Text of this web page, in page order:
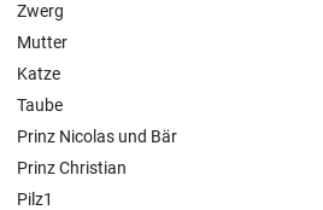
Zwerg
Mutter
Katze
Taube
Prinz Nicolas und Bär
Prinz Christian
Pilz1